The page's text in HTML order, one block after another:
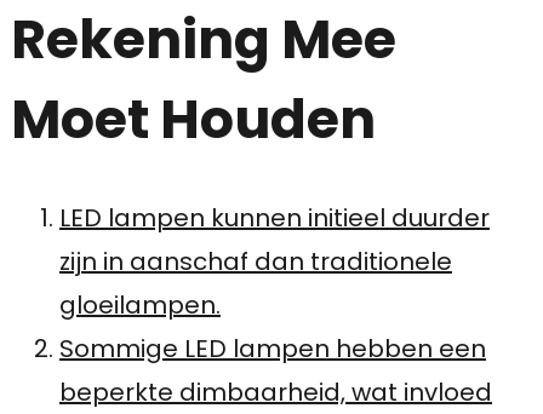
Rekening Mee
Moet Houden
LED lampen kunnen initieel duurder
zijn in aanschaf dan traditionele
gloeilampen.
Sommige LED lampen hebben een
beperkte dimbaarheid, wat invloed